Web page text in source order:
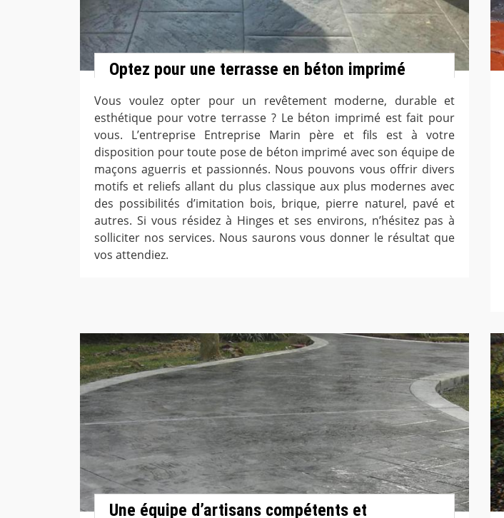
Optez pour une terrasse en béton imprimé
Vous voulez opter pour un revêtement moderne, durable et
esthétique pour votre terrasse ? Le béton imprimé est fait pour
vous. L’entreprise Entreprise Marin père et fils est à votre
disposition pour toute pose de béton imprimé avec son équipe de
maçons aguerris et passionnés. Nous pouvons vous offrir divers
motifs et reliefs allant du plus classique aux plus modernes avec
des possibilités d’imitation bois, brique, pierre naturel, pavé et
autres. Si vous résidez à Hinges et ses environs, n’hésitez pas à
solliciter nos services. Nous saurons vous donner le résultat que
vos attendiez.
Une équipe d’artisans compétents et